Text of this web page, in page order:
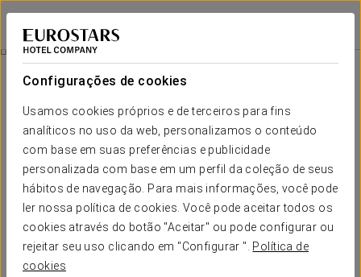
Configurações de cookies
Usamos cookies próprios e de terceiros para fins
analíticos no uso da web, personalizamos o conteúdo
com base em suas preferências e publicidade
personalizada com base em um perfil da coleção de seus
hábitos de navegação. Para mais informações, você pode
ler nossa política de cookies. Você pode aceitar todos os
cookies através do botão "Aceitar" ou pode configurar ou
rejeitar seu uso clicando em "Configurar ". Política de
cookies
Eurostars Atlántida
SANTA CRUZ DE TENERIFE
Brunch
Adultos 19,95 €
Crianças (até 12 anos) 12 €